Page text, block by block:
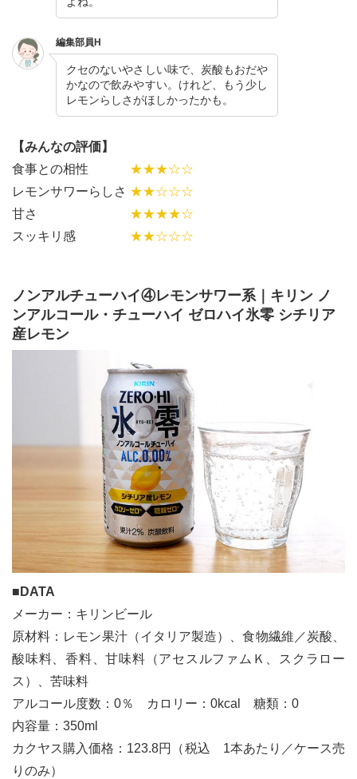
編集部員H
クセのないやさしい味で、炭酸もおだや
かなので飲みやすい。けれど、もう少し
レモンらしさがほしかったかも。
【みんなの評価】
食事との相性 ★★★☆☆
レモンサワーらしさ ★★☆☆☆
甘さ ★★★★☆
スッキリ感 ★★☆☆☆
ノンアルチューハイ④レモンサワー系｜キリン ノ
ンアルコール・チューハイ ゼロハイ氷零 シチリア
産レモン
■DATA
メーカー：キリンビール
原材料：レモン果汁（イタリア製造）、食物繊維／炭酸、
酸味料、香料、甘味料（アセスルファムＫ、スクラロー
ス）、苦味料
アルコール度数：0％ カロリー：0kcal 糖類：0
内容量：350ml
カクヤス購入価格：123.8円（税込 1本あたり／ケース売
りのみ）